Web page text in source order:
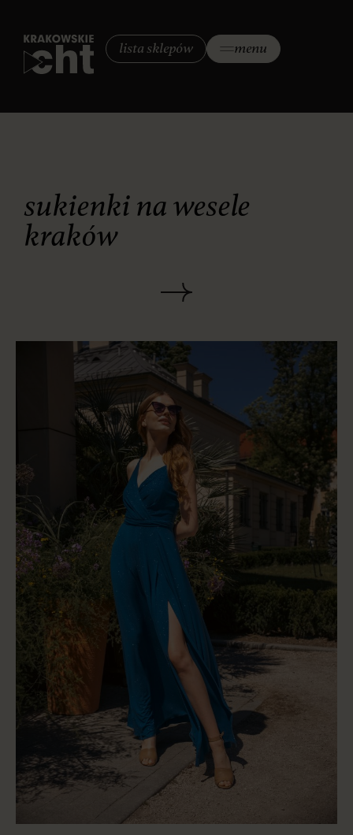
lista sklepów menu
sukienki na wesele
kraków